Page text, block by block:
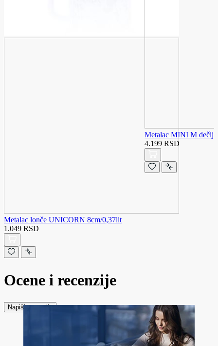
Metalac lonče UNICORN 8cm/0,37lit
1.049 RSD
Metalac MINI M dečiji
4.199 RSD
Ocene i recenzije
Napiši recenziju